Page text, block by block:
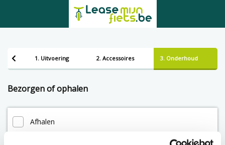
1. Uitvoering 2. Accessoires 3. Onderhoud
Bezorgen of ophalen
Afhalen